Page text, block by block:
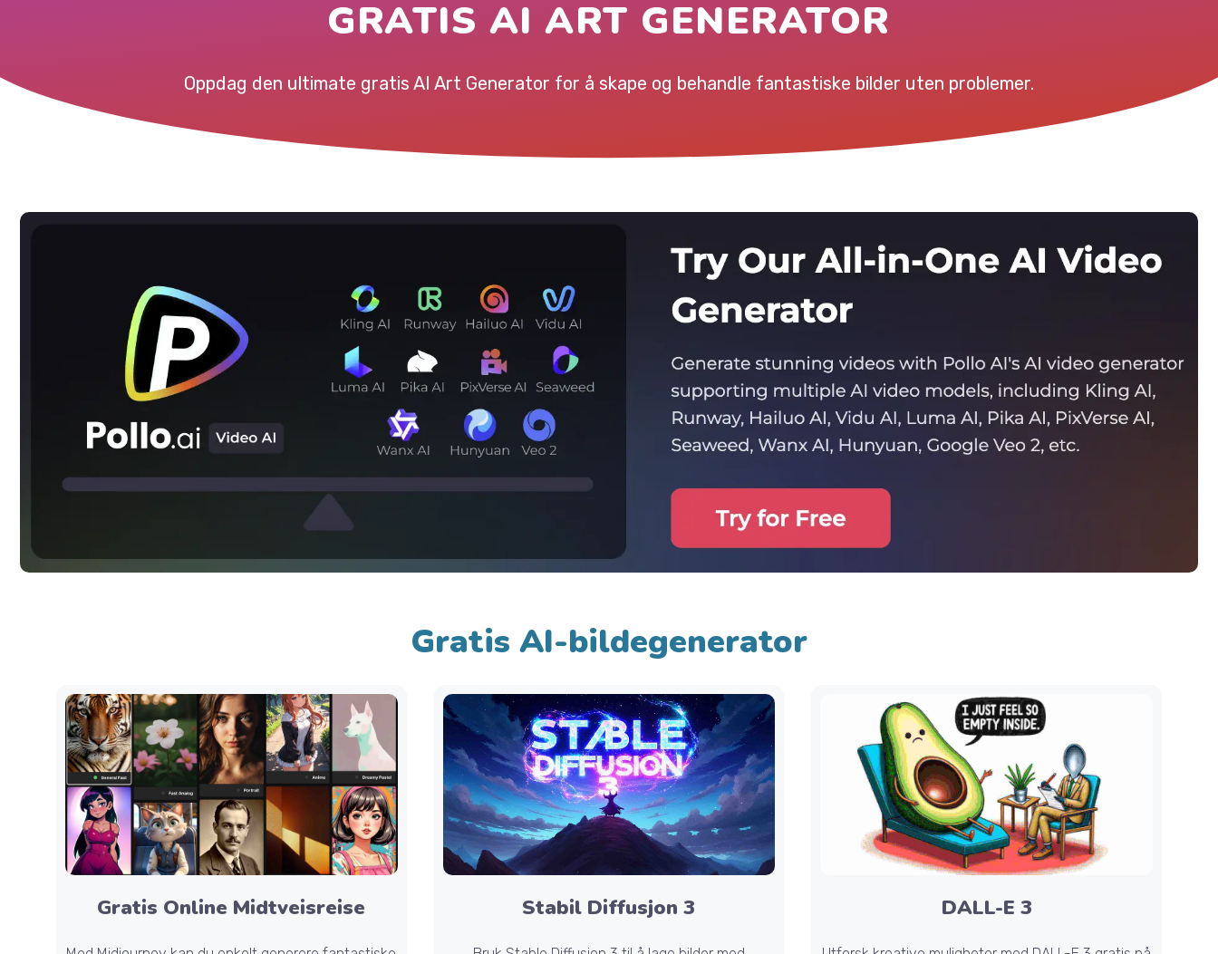
GRATIS AI ART GENERATOR
Oppdag den ultimate gratis AI Art Generator for å skape og behandle fantastiske bilder uten problemer.
Gratis AI-bildegenerator
Gratis Online Midtveisreise Stabil Diffusjon 3 DALL-E 3